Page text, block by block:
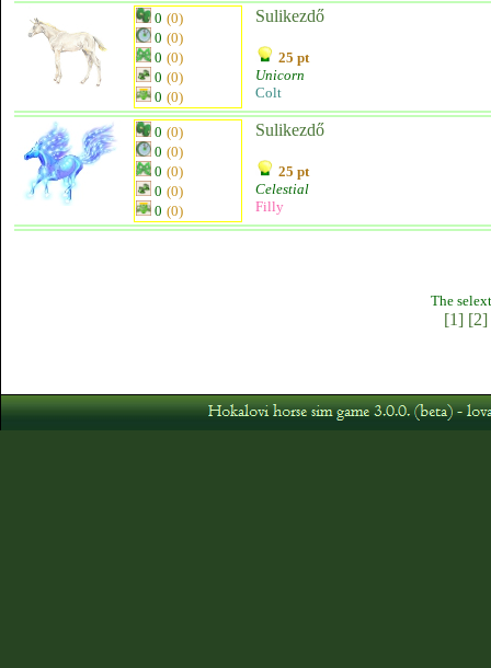
0 (0)
0 (0)
0 (0)
0 (0)
0 (0)
Sulikezdő
25 pt
Unicorn
Colt
0 (0)
0 (0)
0 (0)
0 (0)
0 (0)
Sulikezdő
25 pt
Celestial
Filly
The
[1] [2]